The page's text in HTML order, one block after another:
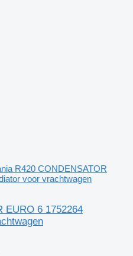
R420 CONDENSATOR
voor vrachtwagen
EURO 6 1752264